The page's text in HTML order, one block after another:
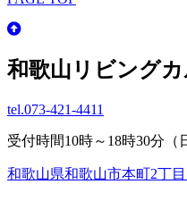
和歌山リビング
tel.073-421-4411
受付時間10時～18時30分（
和歌山県和歌山市本町2丁